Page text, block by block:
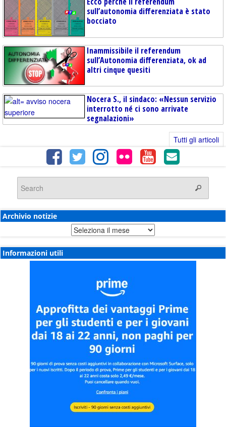
sull’autonomia differenziata è stato
bocciato
Inammissibile il referendum
sull’Autonomia differenziata, ok ad
altri cinque quesiti
Nocera S., il sindaco: «Nessun servizio
interrotto né ci sono arrivate
segnalazioni»
Tutti gli articoli
Archivio notizie
Archivio
Informazioni utili